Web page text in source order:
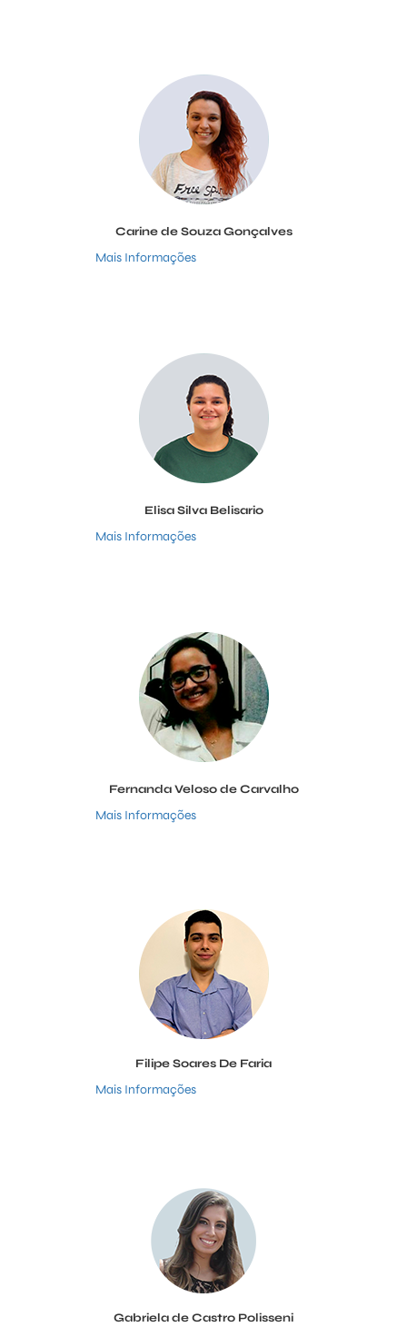
Carine de Souza Gonçalves
Mais Informações
Elisa Silva Belisario
Mais Informações
Fernanda Veloso de Carvalho
Mais Informações
Filipe Soares De Faria
Mais Informações
Gabriela de Castro Polisseni